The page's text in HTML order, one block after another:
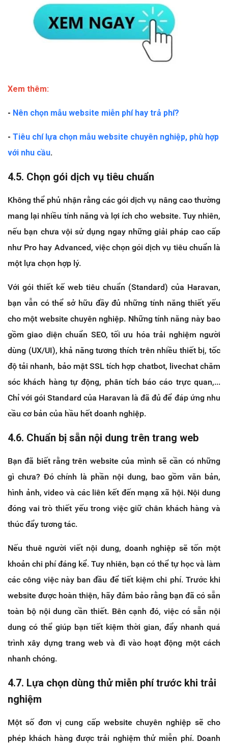
Xem thêm:
- Nên chọn mẫu website miễn phí hay trả phí?
- Tiêu chí lựa chọn mẫu website chuyên nghiệp, phù hợp
với nhu cầu.
4.5. Chọn gói dịch vụ tiêu chuẩn
Không thể phủ nhận rằng các gói dịch vụ nâng cao thường
mang lại nhiều tính năng và lợi ích cho website. Tuy nhiên,
nếu bạn chưa vội sử dụng ngay những giải pháp cao cấp
như Pro hay Advanced, việc chọn gói dịch vụ tiêu chuẩn là
một lựa chọn hợp lý.
Với gói thiết kế web tiêu chuẩn (Standard) của Haravan,
bạn vẫn có thể sở hữu đầy đủ những tính năng thiết yếu
cho một website chuyên nghiệp. Những tính năng này bao
gồm giao diện chuẩn SEO, tối ưu hóa trải nghiệm người
dùng (UX/UI), khả năng tương thích trên nhiều thiết bị, tốc
độ tải nhanh, bảo mật SSL tích hợp chatbot, livechat chăm
sóc khách hàng tự động, phân tích báo cáo trực quan,...
Chỉ với gói Standard của Haravan là đã đủ để đáp ứng nhu
cầu cơ bản của hầu hết doanh nghiệp.
4.6. Chuẩn bị sẵn nội dung trên trang web
Bạn đã biết rằng trên website của mình sẽ cần có những
gì chưa? Đó chính là phần nội dung, bao gồm văn bản,
hình ảnh, video và các liên kết đến mạng xã hội. Nội dung
đóng vai trò thiết yếu trong việc giữ chân khách hàng và
thúc đẩy tương tác.
Nếu thuê người viết nội dung, doanh nghiệp sẽ tốn một
khoản chi phí đáng kể. Tuy nhiên, bạn có thể tự học và làm
các công việc này ban đầu để tiết kiệm chi phí. Trước khi
website được hoàn thiện, hãy đảm bảo rằng bạn đã có sẵn
toàn bộ nội dung cần thiết. Bên cạnh đó, việc có sẵn nội
dung có thể giúp bạn tiết kiệm thời gian, đẩy nhanh quá
trình xây dựng trang web và đi vào hoạt động một cách
nhanh chóng.
4.7. Lựa chọn dùng thử miễn phí trước khi trải
nghiệm
Một số đơn vị cung cấp website chuyên nghiệp sẽ cho
phép khách hàng được trải nghiệm thử miễn phí. Doanh